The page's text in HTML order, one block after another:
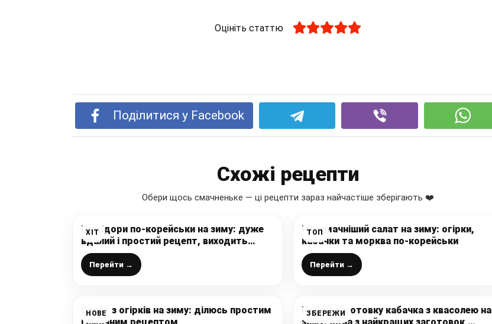
Оцініть статтю
Поділитися у Facebook
Схожі рецепти
Обери щось смачненьке — ці рецепти зараз найчастіше зберігають ❤️
ХІТ
Помідори по-корейськи на зиму: дуже
вдалий і простий рецепт, виходить
неймовірно смачно, взимку такий салат
в нас “відлітає на ура”
Перейти →
ТОП
Найсмачніший салат на зиму: огірки,
кабачки та морква по-корейськи
Перейти →
НОВЕ
Салат з огірків на зиму: ділюсь простим
ЗБЕРЕЖИ
Роблю заготовку кабачка з квасолею на